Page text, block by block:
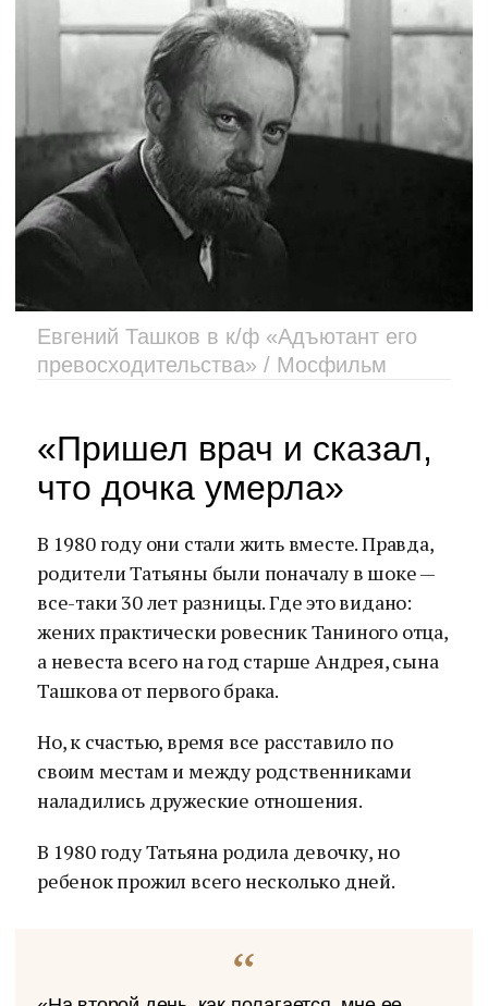
Евгений Ташков в к/ф «Адъютант его
превосходительства» / Мосфильм
«Пришел врач и сказал,
что дочка умерла»
В 1980 году они стали жить вместе. Правда,
родители Татьяны были поначалу в шоке —
все-таки 30 лет разницы. Где это видано:
жених практически ровесник Таниного отца,
а невеста всего на год старше Андрея, сына
Ташкова от первого брака.
Но, к счастью, время все расставило по
своим местам и между родственниками
наладились дружеские отношения.
В 1980 году Татьяна родила девочку, но
ребенок прожил всего несколько дней.